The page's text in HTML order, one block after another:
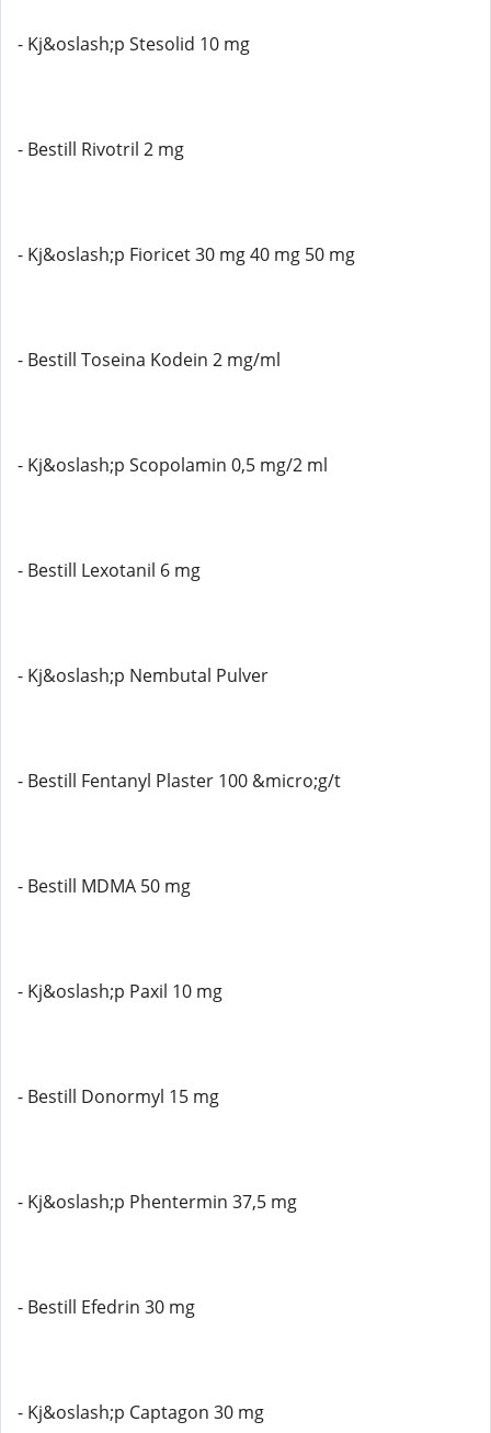
- Kj&oslash;p Stesolid 10 mg
- Bestill Rivotril 2 mg
- Kj&oslash;p Fioricet 30 mg 40 mg 50 mg
- Bestill Toseina Kodein 2 mg/ml
- Kj&oslash;p Scopolamin 0,5 mg/2 ml
- Bestill Lexotanil 6 mg
- Kj&oslash;p Nembutal Pulver
- Bestill Fentanyl Plaster 100 &micro;g/t
- Bestill MDMA 50 mg
- Kj&oslash;p Paxil 10 mg
- Bestill Donormyl 15 mg
- Kj&oslash;p Phentermin 37,5 mg
- Bestill Efedrin 30 mg
- Kj&oslash;p Captagon 30 mg